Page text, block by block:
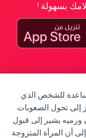
بسهولة !
للشخص الذي
إلى تحول الصعوبات
يشير إلى قبول
أن المرأة المتزوجة